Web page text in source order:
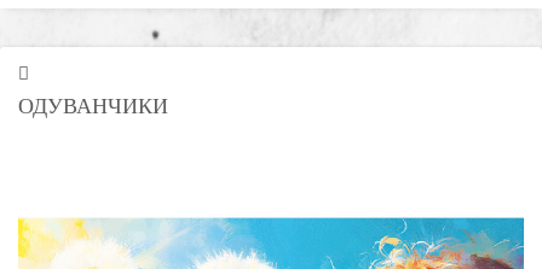
ОДУВАНЧИКИ